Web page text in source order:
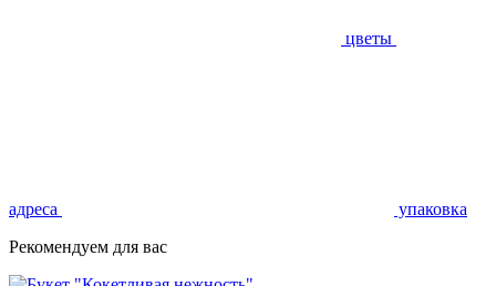
цветы
адреса
упаковка
Рекомендуем для вас